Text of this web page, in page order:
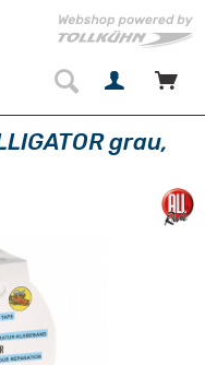
grau,